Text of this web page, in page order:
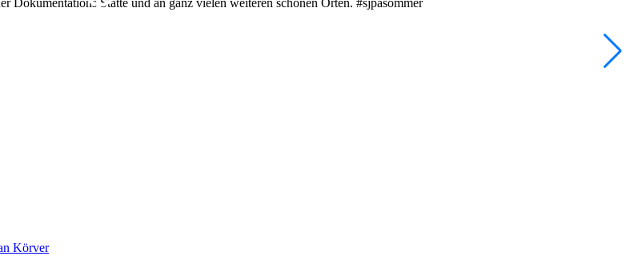
Stätte und an ganz vielen weiteren schönen Orten. #sjpasommer
Körver